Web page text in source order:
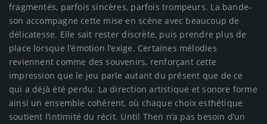
fragmentés, parfois sincères, parfois trompeurs. La bande-
son accompagne cette mise en scène avec beaucoup de
délicatesse. Elle sait rester discrète, puis prendre plus de
place lorsque l’émotion l’exige. Certaines mélodies
reviennent comme des souvenirs, renforçant cette
impression que le jeu parle autant du présent que de ce
qui a déjà été perdu. La direction artistique et sonore forme
ainsi un ensemble cohérent, où chaque choix esthétique
soutient l’intimité du récit. Until Then n’a pas besoin d’un